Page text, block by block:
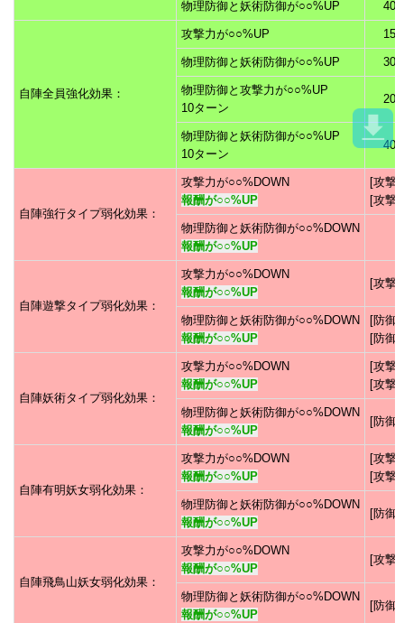
物理防御と妖術防御が○○%UP
自陣全員強化効果：
攻撃力が○○%UP
物理防御と妖術防御が○○%UP
物理防御と攻撃力が○○%UP
10ターン
物理防御と妖術防御が○○%UP
10ターン
自陣強行タイプ弱化効果：
攻撃力が○○%DOWN
報酬が○○%UP
[攻撃
[攻撃
物理防御と妖術防御が○○%DOWN
報酬が○○%UP
自陣遊撃タイプ弱化効果：
攻撃力が○○%DOWN
報酬が○○%UP
[攻撃
物理防御と妖術防御が○○%DOWN
報酬が○○%UP
[防御
[防御
自陣妖術タイプ弱化効果：
攻撃力が○○%DOWN
報酬が○○%UP
[攻撃
[攻撃
物理防御と妖術防御が○○%DOWN
報酬が○○%UP
[防御
自陣有明妖女弱化効果：
攻撃力が○○%DOWN
報酬が○○%UP
[攻撃
[攻撃
物理防御と妖術防御が○○%DOWN
報酬が○○%UP
[防御
自陣飛鳥山妖女弱化効果：
攻撃力が○○%DOWN
報酬が○○%UP
[攻撃
物理防御と妖術防御が○○%DOWN
報酬が○○%UP
[防御